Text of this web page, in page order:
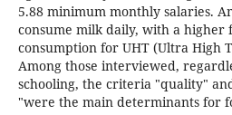
5.88 minimum monthly salaries.
consume milk daily, with a higher
consumption for UHT (Ultra High
Among those interviewed,
schooling, the criteria "quality"
"were the main determinants for